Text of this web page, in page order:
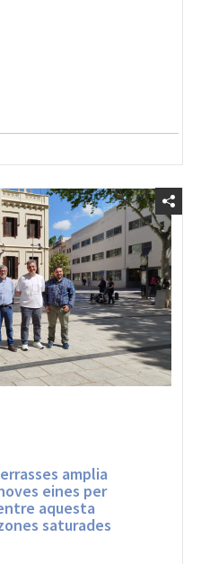
amplia
eines per
aquesta
saturades